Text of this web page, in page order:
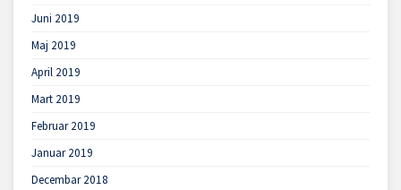
Juni 2019
Maj 2019
April 2019
Mart 2019
Februar 2019
Januar 2019
Decembar 2018